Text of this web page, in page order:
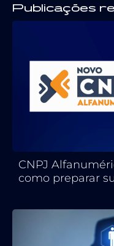
Publicações
CNPJ
como preparar